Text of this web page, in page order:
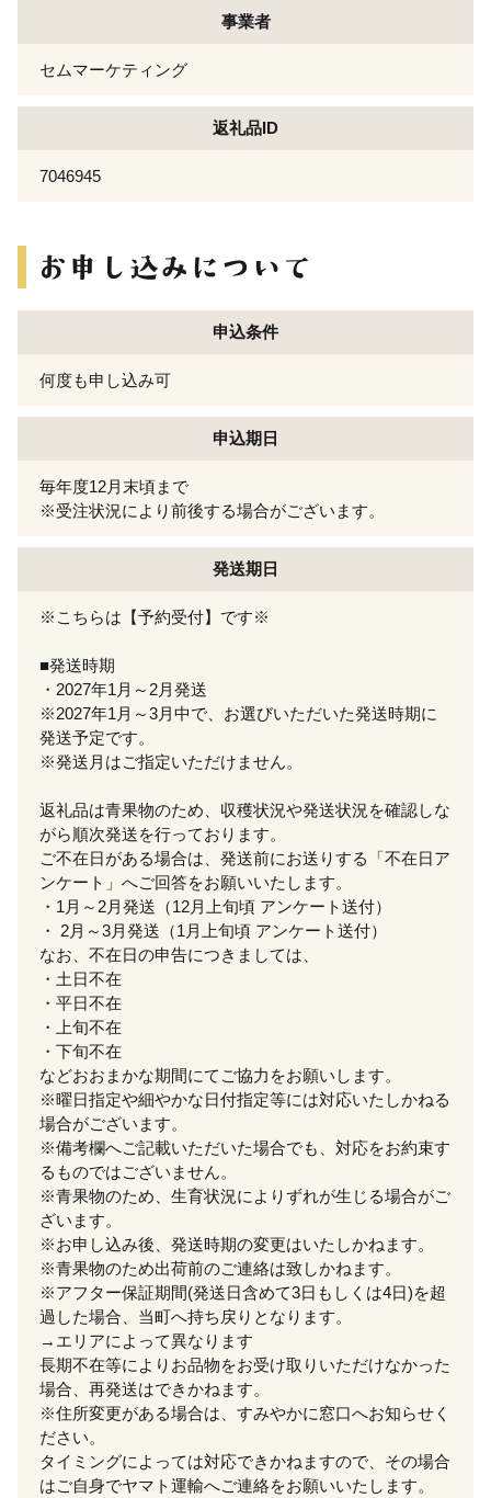
事業者
セムマーケティング
返礼品ID
7046945
申込条件
何度も申し込み可
申込期日
毎年度12月末頃まで
※受注状況により前後する場合がございます。
発送期日
※こちらは【予約受付】です※
■発送時期
・2027年1月～2月発送
※2027年1月～3月中で、お選びいただいた発送時期に
発送予定です。
※発送月はご指定いただけません。
返礼品は青果物のため、収穫状況や発送状況を確認しな
がら順次発送を行っております。
ご不在日がある場合は、発送前にお送りする「不在日ア
ンケート」へご回答をお願いいたします。
・1月～2月発送（12月上旬頃 アンケート送付）
・ 2月～3月発送（1月上旬頃 アンケート送付）
なお、不在日の申告につきましては、
・土日不在
・平日不在
・上旬不在
・下旬不在
などおおまかな期間にてご協力をお願いします。
※曜日指定や細やかな日付指定等には対応いたしかねる
場合がございます。
※備考欄へご記載いただいた場合でも、対応をお約束す
るものではございません。
※青果物のため、生育状況によりずれが生じる場合がご
ざいます。
※お申し込み後、発送時期の変更はいたしかねます。
※青果物のため出荷前のご連絡は致しかねます。
※アフター保証期間(発送日含めて3日もしくは4日)を超
過した場合、当町へ持ち戻りとなります。
→エリアによって異なります
長期不在等によりお品物をお受け取りいただけなかった
場合、再発送はできかねます。
※住所変更がある場合は、すみやかに窓口へお知らせく
ださい。
タイミングによっては対応できかねますので、その場合
はご自身でヤマト運輸へご連絡をお願いいたします。